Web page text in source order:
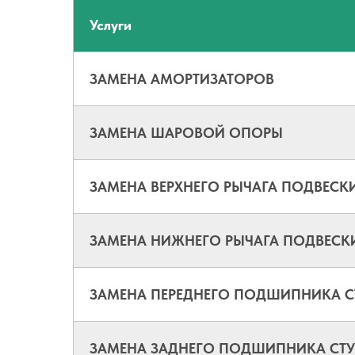
Услуги
ЗАМЕНА АМОРТИЗАТОРОВ
ЗАМЕНА ШАРОВОЙ ОПОРЫ
ЗАМЕНА ВЕРХНЕГО РЫЧАГА
ЗАМЕНА НИЖНЕГО РЫЧАГА
ЗАМЕНА ПЕРЕДНЕГО ПОДШИПНИКА
ЗАМЕНА ЗАДНЕГО ПОДШИПНИКА